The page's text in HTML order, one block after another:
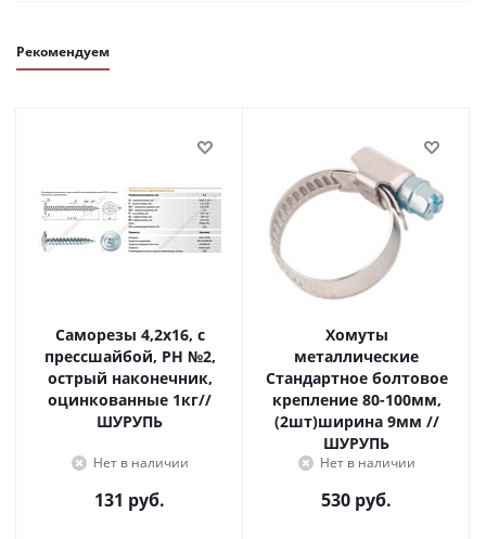
Рекомендуем
Саморезы 4,2х16, с
прессшайбой, PH №2,
острый наконечник,
оцинкованные 1кг//
ШУРУПЬ
Нет в наличии
131 руб.
Хомуты
металлические
Стандартное болтовое
крепление 80-100мм,
(2шт)ширина 9мм //
ШУРУПЬ
Нет в наличии
530 руб.